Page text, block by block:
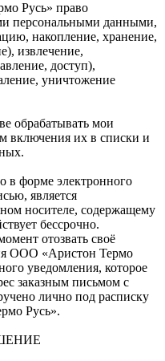
Русь» право
персональными данными,
накопление, хранение,
извлечение,
доступ),
уничтожение
обрабатывать мои
включения их в списки и
в форме электронного
является
носителе, содержащему
бессрочно.
отозвать своё
ООО «Аристон Термо
уведомления, которое
заказным письмом с
лично под расписку
Русь».